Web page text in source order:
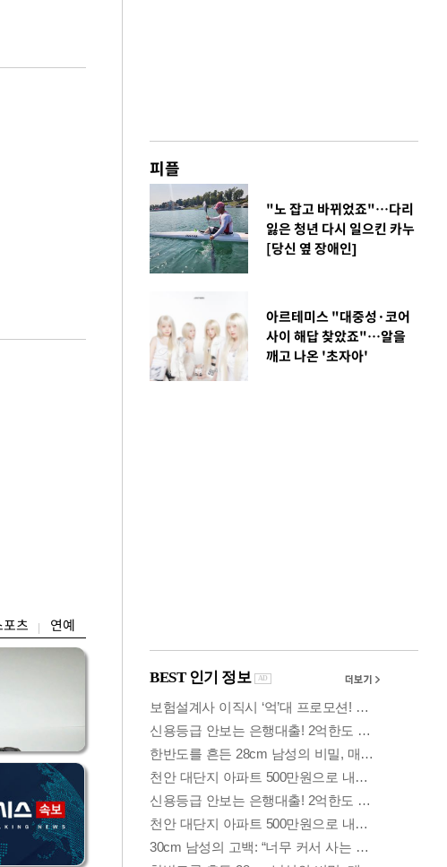
츠 연예
피플
"노 잡고 바뀌었죠"…다리
잃은 청년 다시 일으킨 카누
[당신 옆 장애인]
아르테미스 "대중성·코어
사이 해답 찾았죠"…알을
깨고 나온 '초자아'